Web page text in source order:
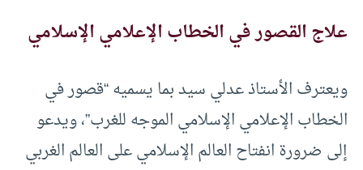
علاج القصور في الخطاب الإعلامي الإسلامي
ويعترف الأستاذ عدلي سيد بما يسميه “قصور في
الخطاب الإعلامي الإسلامي الموجه للغرب”، ويدعو
إلى ضرورة انفتاح العالم الإسلامي على العالم الغربي